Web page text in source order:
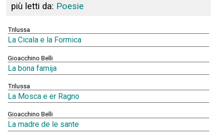
più letti da: Poesie
Trilussa
La Cicala e la Formica
Gioacchino Belli
La bona famija
Trilussa
La Mosca e er Ragno
Gioacchino Belli
La madre de le sante